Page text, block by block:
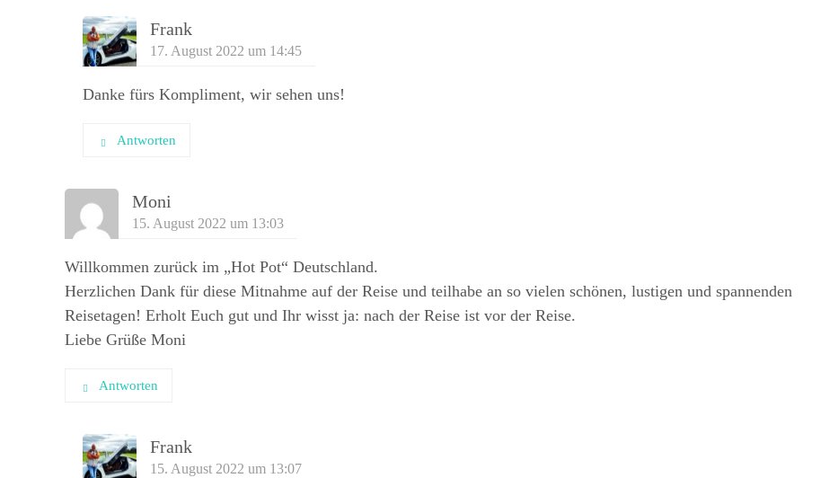
Frank
17. August 2022 um 14:45
Danke fürs Kompliment, wir sehen uns!
Antworten
Moni
15. August 2022 um 13:03
Willkommen zurück im „Hot Pot“ Deutschland.
Herzlichen Dank für diese Mitnahme auf der Reise und teilhabe an so vielen schönen, lustigen und spannenden
Reisetagen! Erholt Euch gut und Ihr wisst ja: nach der Reise ist vor der Reise.
Liebe Grüße Moni
Antworten
Frank
15. August 2022 um 13:07